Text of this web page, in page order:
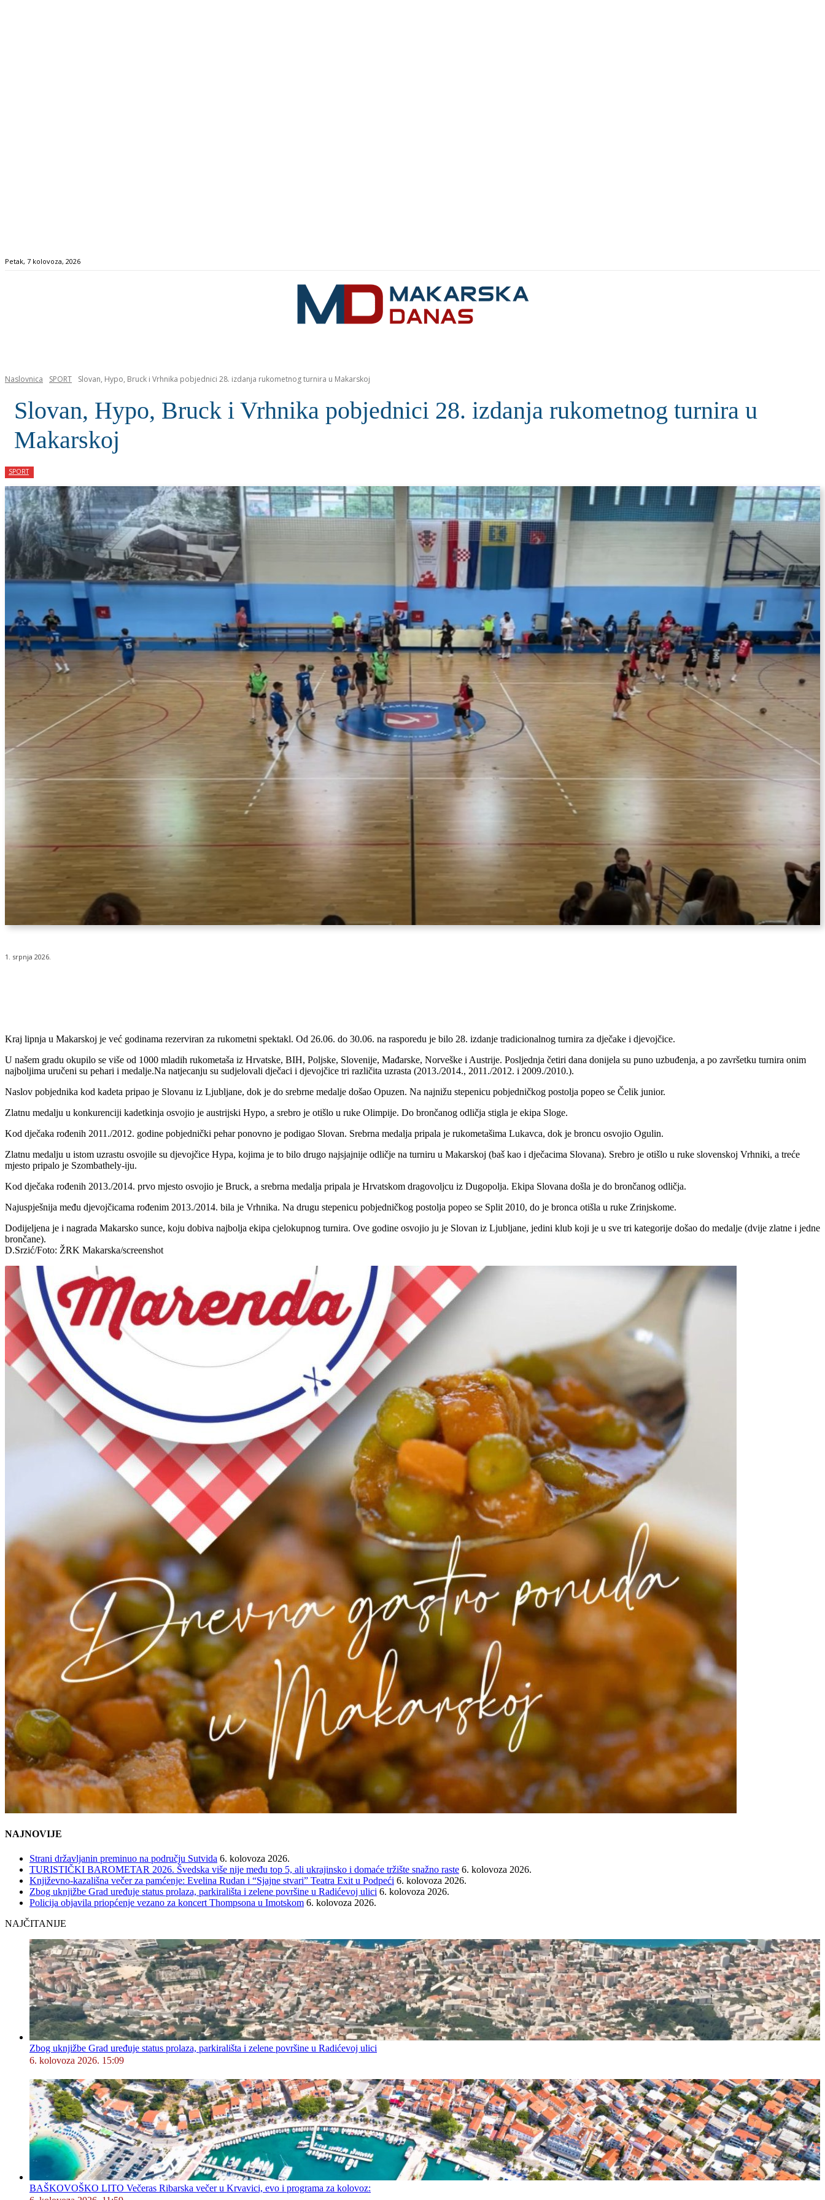
Petak, 7 kolovoza, 2026
Naslovnica SPORT Slovan, Hypo, Bruck i Vrhnika pobjednici 28. izdanja rukometnog turnira u Makarskoj
Slovan, Hypo, Bruck i Vrhnika pobjednici 28. izdanja rukometnog turnira u
Makarskoj
SPORT
1. srpnja 2026.
Kraj lipnja u Makarskoj je već godinama rezerviran za rukometni spektakl. Od 26.06. do 30.06. na rasporedu je bilo 28. izdanje tradicionalnog turnira za dječake i djevojčice.
U našem gradu okupilo se više od 1000 mladih rukometaša iz Hrvatske, BIH, Poljske, Slovenije, Mađarske, Norveške i Austrije. Posljednja četiri dana donijela su puno uzbuđenja, a po završetku turnira onim
najboljima uručeni su pehari i medalje.Na natjecanju su sudjelovali dječaci i djevojčice tri različita uzrasta (2013./2014., 2011./2012. i 2009./2010.).
Naslov pobjednika kod kadeta pripao je Slovanu iz Ljubljane, dok je do srebrne medalje došao Opuzen. Na najnižu stepenicu pobjedničkog postolja popeo se Čelik junior.
Zlatnu medalju u konkurenciji kadetkinja osvojio je austrijski Hypo, a srebro je otišlo u ruke Olimpije. Do brončanog odličja stigla je ekipa Sloge.
Kod dječaka rođenih 2011./2012. godine pobjednički pehar ponovno je podigao Slovan. Srebrna medalja pripala je rukometašima Lukavca, dok je broncu osvojio Ogulin.
Zlatnu medalju u istom uzrastu osvojile su djevojčice Hypa, kojima je to bilo drugo najsjajnije odličje na turniru u Makarskoj (baš kao i dječacima Slovana). Srebro je otišlo u ruke slovenskoj Vrhniki, a treće
mjesto pripalo je Szombathely-iju.
Kod dječaka rođenih 2013./2014. prvo mjesto osvojio je Bruck, a srebrna medalja pripala je Hrvatskom dragovoljcu iz Dugopolja. Ekipa Slovana došla je do brončanog odličja.
Najuspješnija među djevojčicama rođenim 2013./2014. bila je Vrhnika. Na drugu stepenicu pobjedničkog postolja popeo se Split 2010, do je bronca otišla u ruke Zrinjskome.
Dodijeljena je i nagrada Makarsko sunce, koju dobiva najbolja ekipa cjelokupnog turnira. Ove godine osvojio ju je Slovan iz Ljubljane, jedini klub koji je u sve tri kategorije došao do medalje (dvije zlatne i jedne
brončane).
D.Srzić/Foto: ŽRK Makarska/screenshot
NAJNOVIJE
Strani državljanin preminuo na području Sutvida 6. kolovoza 2026.
TURISTIČKI BAROMETAR 2026. Švedska više nije među top 5, ali ukrajinsko i domaće tržište snažno raste 6. kolovoza 2026.
Književno-kazališna večer za pamćenje: Evelina Rudan i “Sjajne stvari” Teatra Exit u Podpeći 6. kolovoza 2026.
Zbog uknjižbe Grad uređuje status prolaza, parkirališta i zelene površine u Radićevoj ulici 6. kolovoza 2026.
Policija objavila priopćenje vezano za koncert Thompsona u Imotskom 6. kolovoza 2026.
NAJČITANIJE
Zbog uknjižbe Grad uređuje status prolaza, parkirališta i zelene površine u Radićevoj ulici
6. kolovoza 2026. 15:09
BAŠKOVOŠKO LITO Večeras Ribarska večer u Krvavici, evo i programa za kolovoz: